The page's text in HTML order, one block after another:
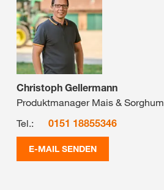
Christoph Gellermann
Produktmanager Mais & Sorghum
Tel.:
0151 18855346
E-MAIL SENDEN